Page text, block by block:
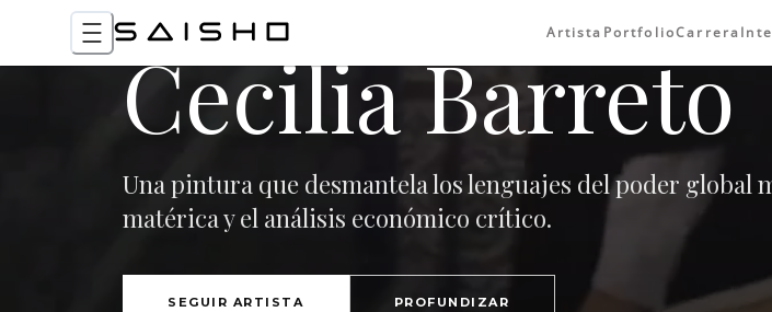
Artista PortfolioCarrera
Cecilia Barreto
Una pintura que desmantela los lenguajes del poder global
matérica y el análisis económico crítico.
SEGUIR ARTISTA PROFUNDIZAR